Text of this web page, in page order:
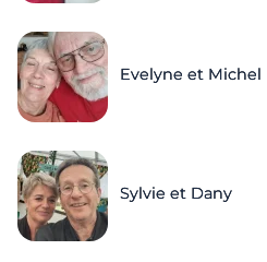
Evelyne et Michel
Sylvie et Dany